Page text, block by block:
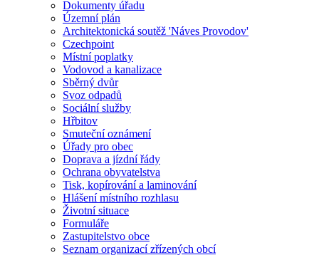
Dokumenty úřadu
Územní plán
Architektonická soutěž 'Náves Provodov'
Czechpoint
Místní poplatky
Vodovod a kanalizace
Sběrný dvůr
Svoz odpadů
Sociální služby
Hřbitov
Smuteční oznámení
Úřady pro obec
Doprava a jízdní řády
Ochrana obyvatelstva
Tisk, kopírování a laminování
Hlášení místního rozhlasu
Životní situace
Formuláře
Zastupitelstvo obce
Seznam organizací zřízených obcí